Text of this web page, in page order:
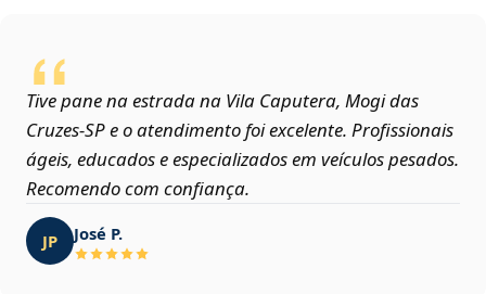
Tive pane na estrada na Vila Caputera, Mogi das
Cruzes‑SP e o atendimento foi excelente. Profissionais
ágeis, educados e especializados em veículos pesados.
Recomendo com confiança.
JP José P.